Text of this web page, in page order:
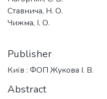
Ставнича, Н. О.
Чижма, І. О.
Publisher
Київ : ФОП Жукова І. В.
Abstract